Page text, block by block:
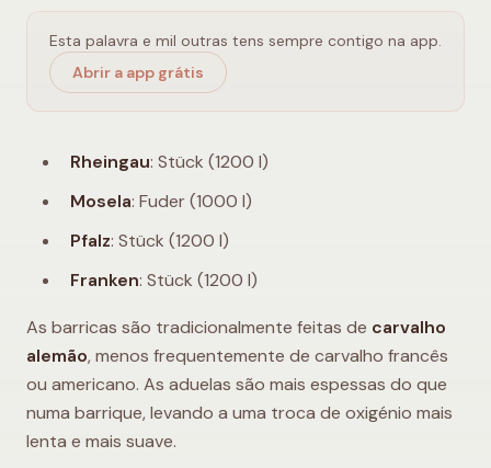
Esta palavra e mil outras tens sempre contigo na app.
Abrir a app grátis
Rheingau: Stück (1200 l)
Mosela: Fuder (1000 l)
Pfalz: Stück (1200 l)
Franken: Stück (1200 l)
As barricas são tradicionalmente feitas de carvalho
alemão, menos frequentemente de carvalho francês
ou americano. As aduelas são mais espessas do que
numa barrique, levando a uma troca de oxigénio mais
lenta e mais suave.